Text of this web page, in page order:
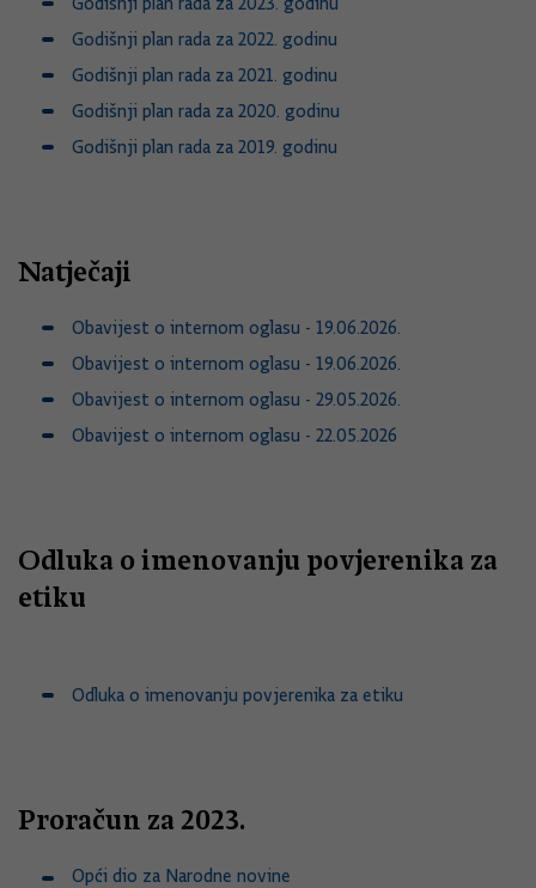
Godišnji plan rada za 2022. godinu
Godišnji plan rada za 2021. godinu
Godišnji plan rada za 2020. godinu
Godišnji plan rada za 2019. godinu
Natječaji
Obavijest o internom oglasu - 19.06.2026.
Obavijest o internom oglasu - 19.06.2026.
Obavijest o internom oglasu - 29.05.2026.
Obavijest o internom oglasu - 22.05.2026
Odluka o imenovanju povjerenika za
etiku
Odluka o imenovanju povjerenika za etiku
Proračun za 2023.
Opći dio za Narodne novine